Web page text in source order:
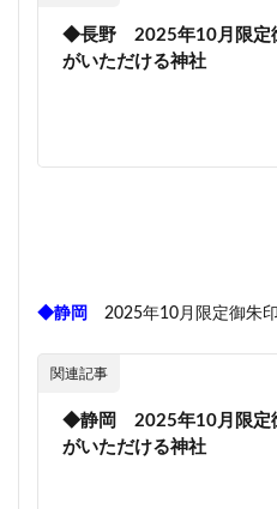
◆長野 2025年10月限定
がいただける神社
◆静岡 2025年10月限定御朱
関連記事
◆静岡 2025年10月限定
がいただける神社